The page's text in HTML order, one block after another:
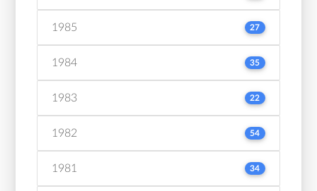
1985 27
1984 35
1983 22
1982 54
1981 34